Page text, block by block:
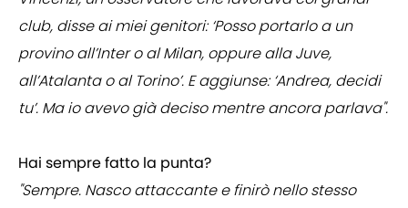
club, disse ai miei genitori: ‘Posso portarlo a un
provino all’Inter o al Milan, oppure alla Juve,
all’Atalanta o al Torino’. E aggiunse: ‘Andrea, decidi
tu’. Ma io avevo già deciso mentre ancora parlava".
Hai sempre fatto la punta?
"Sempre. Nasco attaccante e finirò nello stesso